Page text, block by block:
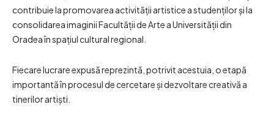
contribuie la promovarea activității artistice a studenților și la
consolidarea imaginii Facultății de Arte a Universității din
Oradea în spațiul cultural regional.
Fiecare lucrare expusă reprezintă, potrivit acestuia, o etapă
importantă în procesul de cercetare și dezvoltare creativă a
tinerilor artiști.